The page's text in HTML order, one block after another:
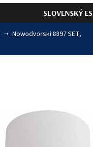
SLOVENSKÝ
Nowodvorski 8897 SET,